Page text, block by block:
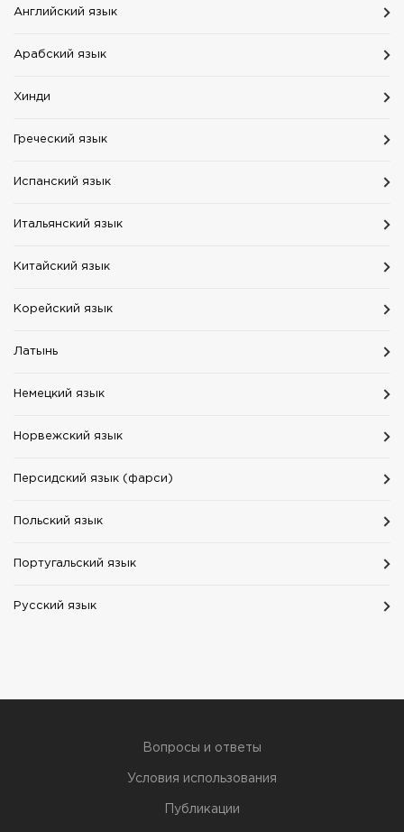
Английский язык
Aрабский язык
Хинди
Греческий язык
Испанский язык
Итальянский язык
Китайский язык
Корейский язык
Латынь
Немецкий язык
Норвежский язык
Персидский язык (фарси)
Польский язык
Португальский язык
Русский язык
Вопросы и ответы
Условия использования
Публикации